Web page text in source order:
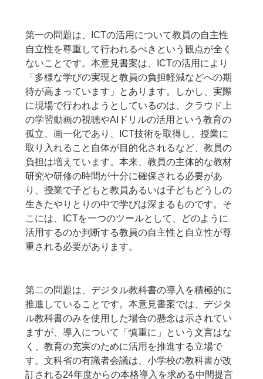
第一の問題は、ICTの活用について教員の自主性
自立性を尊重して行われるべきという観点が全く
ないことです。本意見書案は、ICTの活用により
「多様な学びの実現と教員の負担軽減などへの期
待が高まっています」とあります。しかし、実際
に現場で行われようとしているのは、クラウド上
の学習動画の視聴やAIドリルの活用という教育の
孤立、画一化であり、ICT技術を取得し、授業に
取り入れること自体が目的化されるなど、教員の
負担は増えています。本来、教員の主体的な教材
研究や研修の時間が十分に確保される必要があ
り、授業で子どもと教員あるいは子どもどうしの
生きたやりとりの中で学びは深まるものです。そ
こには、ICTを一つのツールとして、どのように
活用するのか判断する教員の自主性と自立性が尊
重される必要があります。
第二の問題は、デジタル教科書の導入を積極的に
推進していることです。本意見書案では、デジタ
ル教科書のみを使用した場合の懸念は示されてい
ますが、導入について「慎重に」という文言はな
く、教育の充実のために活用を推進する立場で
す。文科省の有識者会議は、小学校の教科書が改
訂される24年度からの本格導入を求める中間提言